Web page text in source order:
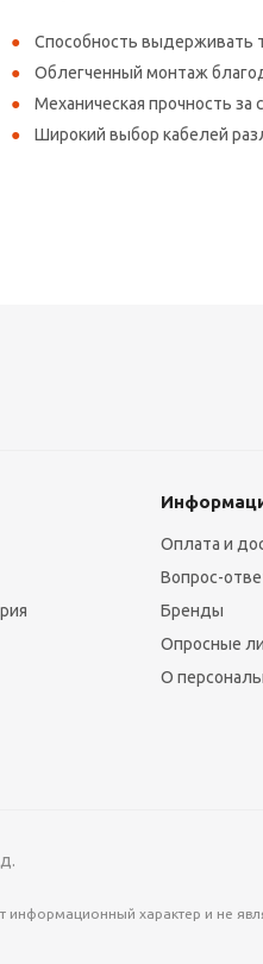
Способность выдерживать
Облегченный монтаж
Механическая прочность за
Широкий выбор кабелей
Оплата и
Вопрос-
Бренды
Опросные
О
информационный характер и не